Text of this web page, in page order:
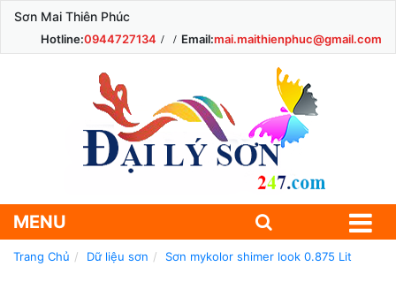
Sơn Mai Thiên Phúc
Hotline:0944727134 Email:mai.maithienphuc@gmail.com
MENU
Trang Chủ Dữ liệu sơn Sơn mykolor shimer look 0.875 Lit